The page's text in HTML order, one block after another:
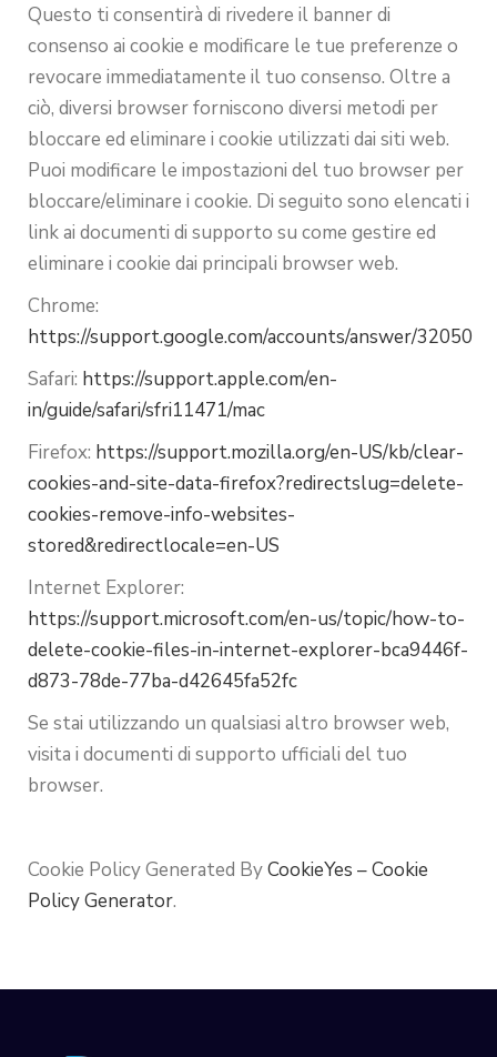
Questo ti consentirà di rivedere il banner di
consenso ai cookie e modificare le tue preferenze o
revocare immediatamente il tuo consenso. Oltre a
ciò, diversi browser forniscono diversi metodi per
bloccare ed eliminare i cookie utilizzati dai siti web.
Puoi modificare le impostazioni del tuo browser per
bloccare/eliminare i cookie. Di seguito sono elencati i
link ai documenti di supporto su come gestire ed
eliminare i cookie dai principali browser web.
Chrome:
https://support.google.com/accounts/answer/32050
Safari: https://support.apple.com/en-
in/guide/safari/sfri11471/mac
Firefox: https://support.mozilla.org/en-US/kb/clear-
cookies-and-site-data-firefox?redirectslug=delete-
cookies-remove-info-websites-
stored&redirectlocale=en-US
Internet Explorer:
https://support.microsoft.com/en-us/topic/how-to-
delete-cookie-files-in-internet-explorer-bca9446f-
d873-78de-77ba-d42645fa52fc
Se stai utilizzando un qualsiasi altro browser web,
visita i documenti di supporto ufficiali del tuo
browser.
Cookie Policy Generated ByCookieYes – Cookie
Policy Generator.